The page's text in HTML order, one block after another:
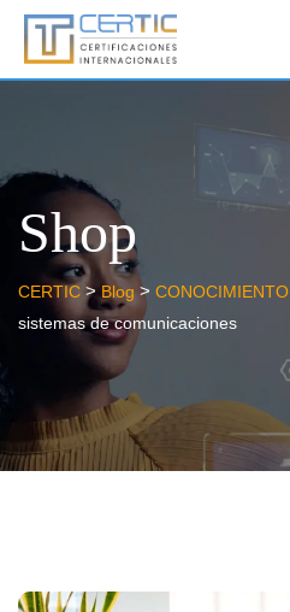
Shop
CERTIC >Blog > CONOCIMIENTO
sistemas de comunicaciones